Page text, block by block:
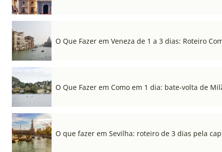
O Que Fazer em Veneza de 1 a 3 dias: Roteiro
O Que Fazer em Como em 1 dia: bate-volta de
O que fazer em Sevilha: roteiro de 3 dias pela